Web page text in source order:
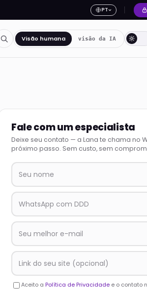
PT
Visão humana visão da IA
Fale com um especialista
Deixe seu contato — a Lana te chama no
próximo passo. Sem custo, sem
Aceito a Política de Privacidadee o contato